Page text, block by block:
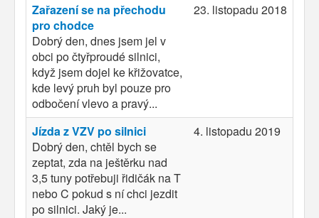
Zařazení se na přechodu
pro chodce
Dobrý den, dnes jsem jel v
obci po čtyřproudé silnici,
když jsem dojel ke křižovatce,
kde levý pruh byl pouze pro
odbočení vlevo a pravý...
23. listopadu 2018
Jízda z VZV po silnici
Dobrý den, chtěl bych se
zeptat, zda na ještěrku nad
3,5 tuny potřebuji řidičák na T
nebo C pokud s ní chci jezdit
po silnici. Jaký je...
4. listopadu 2019